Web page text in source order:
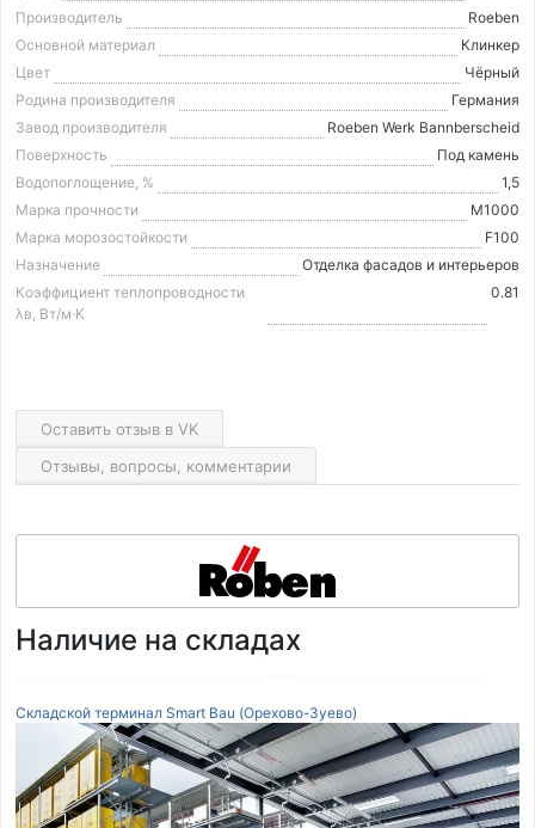
Производитель
Roeben
Основной материал
Клинкер
Цвет
Чёрный
Родина производителя
Германия
Завод производителя
Roeben Werk Bannberscheid
Поверхность
Под камень
Водопоглощение, %
1,5
Марка прочности
М1000
Марка морозостойкости
F100
Назначение
Отделка фасадов и интерьеров
Коэффициент теплопроводности
λв, Вт/м·K
0.81
Оставить отзыв в VK
Отзывы, вопросы, комментарии
Наличие на складах
Складской терминал Smart Bau (Орехово-Зуево)